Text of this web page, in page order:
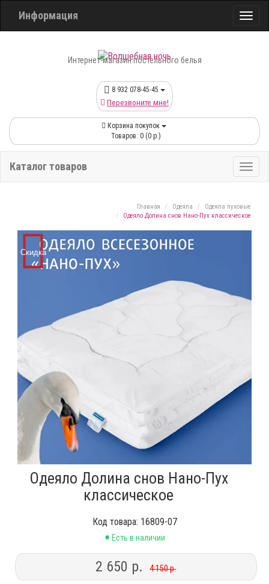
Информация
Интернет-магазин постельного белья
8 932 078-45-45
Перезвоните мне!
Корзина покупок
Товаров: 0 (0 р.)
Каталог товаров
Главная Одеяла
Одеяла пуховые
Одеяло Долина снов Нано-Пух классическое
Скидка
Одеяло Долина снов Нано-Пух
классическое
Код товара: 16809-07
• Есть в наличии
2 650 р. 4 150 р.